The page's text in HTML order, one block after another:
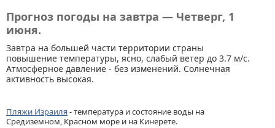
Прогноз погоды на завтра — Четверг, 1
июня.
Завтра на большей части территории страны
повышение температуры, ясно, слабый ветер до 3.7 м/с.
Атмосферное давление - без изменений. Солнечная
активность высокая.
Пляжи Израиля- температура и состояние воды на
Средиземном, Красном море и на Кинерете.